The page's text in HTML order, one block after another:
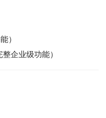
）
整企业级功能）